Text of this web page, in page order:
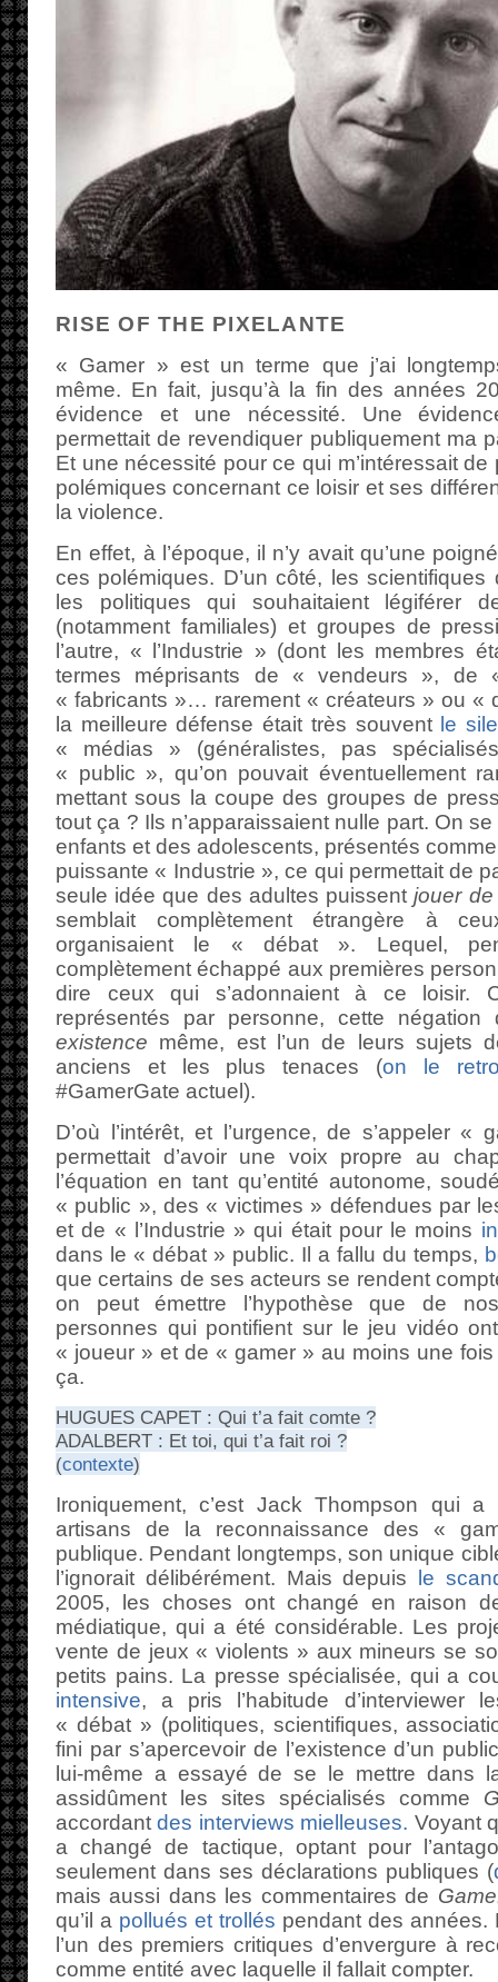
RISE OF THE PIXELANTE
« Gamer » est un terme que j’ai
même. En fait, jusqu’à la fin des années
évidence et une nécessité. Une
permettait de revendiquer publiquement ma
Et une nécessité pour ce qui m’intéressait
polémiques concernant ce loisir et ses
la violence.
En effet, à l’époque, il n’y avait qu’une
ces polémiques. D’un côté, les
les politiques qui souhaitaient légiférer
(notamment familiales) et groupes de
l’autre, « l’Industrie » (dont les membres
termes méprisants de « vendeurs », de
« fabricants »… rarement « créateurs » ou «
la meilleure défense était très souvent le
« médias » (généralistes, pas
« public », qu’on pouvait éventuellement
mettant sous la coupe des groupes de
tout ça ? Ils n’apparaissaient nulle part. On
enfants et des adolescents, présentés
puissante « Industrie », ce qui permettait de
seule idée que des adultes puissentjouer
semblait complètement étrangère à
organisaient le « débat ». Lequel,
complètement échappé aux premières
dire ceux qui s’adonnaient à ce loisir.
représentés par personne, cette
existence même, est l’un de leurs sujets
anciens et les plus tenaces (on le
#GamerGate actuel).
D’où l’intérêt, et l’urgence, de s’appeler «
permettait d’avoir une voix propre au
l’équation en tant qu’entité autonome,
« public », des « victimes » défendues par
et de « l’Industrie » qui était pour le moins
dans le « débat » public. Il a fallu du temps,
que certains de ses acteurs se rendent
on peut émettre l’hypothèse que de
personnes qui pontifient sur le jeu vidéo
« joueur » et de « gamer » au moins une fois
ça.
HUGUES CAPET : Qui t’a fait comte ?
ADALBERT : Et toi, qui t’a fait roi ?
(contexte)
Ironiquement, c’est Jack Thompson qui a
artisans de la reconnaissance des «
publique. Pendant longtemps, son unique
l’ignorait délibérément. Mais depuis
le
2005, les choses ont changé en raison
médiatique, qui a été considérable. Les
vente de jeux « violents » aux mineurs se
petits pains. La presse spécialisée, qui a
intensive, a pris l’habitude d’interviewer
« débat » (politiques, scientifiques,
fini par s’apercevoir de l’existence d’un
lui-même a essayé de se le mettre dans
assidûment les sites spécialisés comme
accordantdes interviews mielleuses. Voyant
a changé de tactique, optant pour
seulement dans ses déclarations publiques (
mais aussi dans les commentaires de
qu’il a pollués et trollés pendant des années.
l’un des premiers critiques d’envergure à
comme entité avec laquelle il fallait compter.